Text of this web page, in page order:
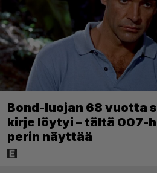
Bond-luojan 68 vuotta
kirje löytyi – tältä 007-
perin näyttää